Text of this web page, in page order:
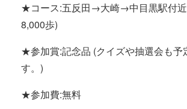
★コース:五反田→大崎→中目黒駅付
8,000歩)
★参加賞:記念品 (クイズや抽選会も予
す。)
★参加費:無料